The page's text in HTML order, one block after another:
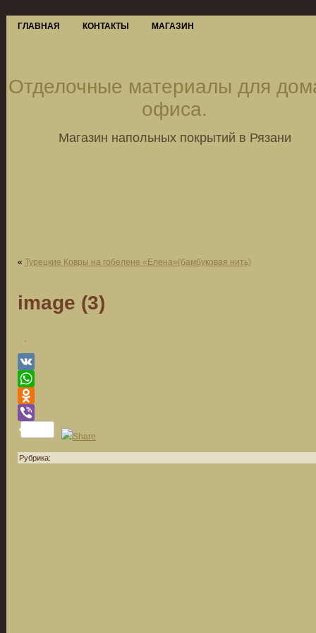
ГЛАВНАЯ КОНТАКТЫ МАГАЗИН
Отделочные материалы для
офиса.
Магазин напольных покрытий в Рязани
« Турецкие Ковры на гобелене «Елена»(бамбуковая нить)
image (3)
VK
WhatsApp
Odnoklassniki
Viber
Рубрика: